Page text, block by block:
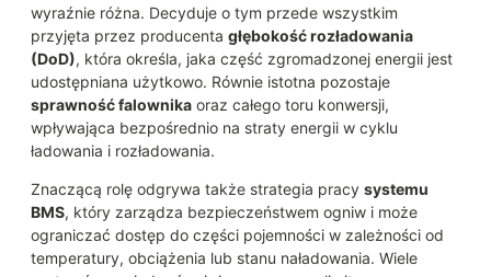
wyraźnie różna. Decyduje o tym przede wszystkim
przyjęta przez producenta głębokość rozładowania
(DoD), która określa, jaka część zgromadzonej energii jest
udostępniana użytkowo. Równie istotna pozostaje
sprawność falownika oraz całego toru konwersji,
wpływająca bezpośrednio na straty energii w cyklu
ładowania i rozładowania.
Znaczącą rolę odgrywa także strategia pracy systemu
BMS, który zarządza bezpieczeństwem ogniw i może
ograniczać dostęp do części pojemności w zależności od
temperatury, obciążenia lub stanu naładowania. Wiele